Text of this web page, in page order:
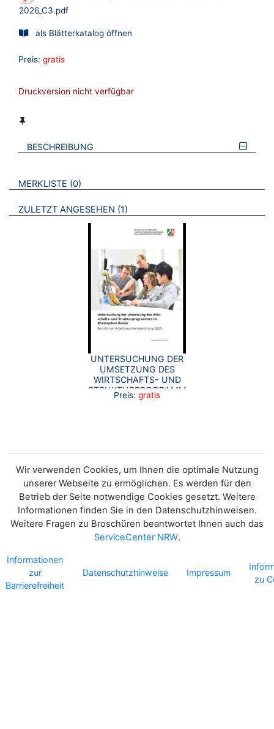
2026_C3.pdf
als Blätterkatalog öffnen
Preis: gratis
Druckversion nicht verfügbar
BESCHREIBUNG
VERWEISE AUF VERMERKTE- ODER ZULETZT ANGESEHENE
MERKLISTE 0 BROSCHÜREN
ZULETZT ANGESEHEN 1 BROSCHÜREN
UNTERSUCHUNG DER
UMSETZUNG DES
WIRTSCHAFTS- UND
STRUKTURPROGRAMMES
IM RHEINISCHEN
Preis: gratis
Wir verwenden Cookies, um Ihnen die optimale Nutzung
unserer Webseite zu ermöglichen. Es werden für den
Betrieb der Seite notwendige Cookies gesetzt. Weitere
Informationen finden Sie in den Datenschutzhinweisen.
Weitere Fragen zu Broschüren beantwortet Ihnen auch das
ServiceCenter NRW.
Informationen
zur
Barrierefreiheit
Datenschutzhinweise Impressum
zu